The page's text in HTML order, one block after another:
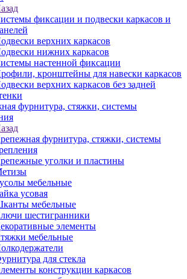
фиксации и подвески каркасов и
верхних каркасов
нижних каркасов
настенной фиксации
кронштейны для навески каркасов
верхних каркасов без задней
фурнитура, стяжки, системы
фурнитура, стяжки, системы
уголки и пластины
мебельные
усовая
мебельные
шестигранники
элементы
мебельные
для стекла
конструкции каркасов